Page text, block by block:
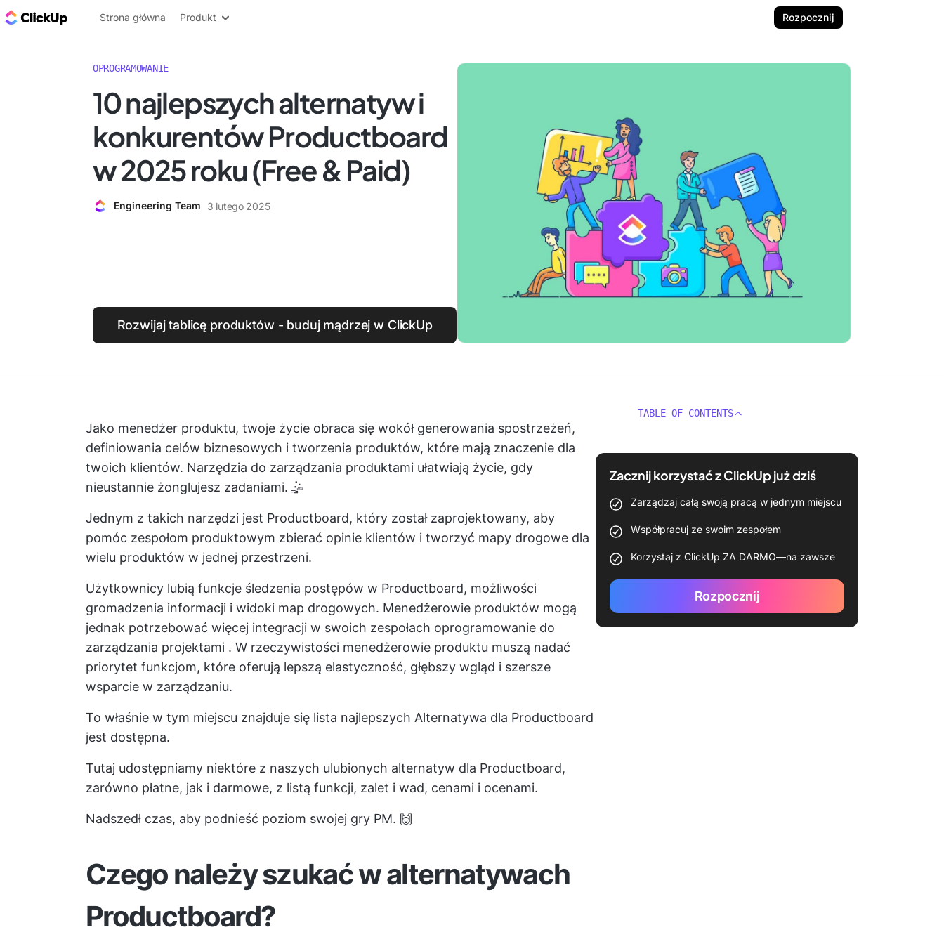
ClickUp Blog
Strona główna Produkt Rozpocznij
OPROGRAMOWANIE
10 najlepszych alternatyw i
konkurentów Productboard
w 2025 roku (Free & Paid)
Engineering Team 3 lutego 2025
Rozwijaj tablicę produktów - buduj mądrzej w ClickUp
Jako menedżer produktu, twoje życie obraca się wokół generowania spostrzeżeń,
definiowania celów biznesowych i tworzenia produktów, które mają znaczenie dla
twoich klientów. Narzędzia do zarządzania produktami ułatwiają życie, gdy
nieustannie żonglujesz zadaniami. 🤹
Jednym z takich narzędzi jest Productboard, który został zaprojektowany, aby
pomóc zespołom produktowym zbierać opinie klientów i tworzyć mapy drogowe dla
wielu produktów w jednej przestrzeni.
Użytkownicy lubią funkcje śledzenia postępów w Productboard, możliwości
gromadzenia informacji i widoki map drogowych. Menedżerowie produktów mogą
jednak potrzebować więcej integracji w swoich zespołach oprogramowanie do
zarządzania projektami . W rzeczywistości menedżerowie produktu muszą nadać
priorytet funkcjom, które oferują lepszą elastyczność, głębszy wgląd i szersze
wsparcie w zarządzaniu.
To właśnie w tym miejscu znajduje się lista najlepszych Alternatywa dla Productboard
jest dostępna.
Tutaj udostępniamy niektóre z naszych ulubionych alternatyw dla Productboard,
zarówno płatne, jak i darmowe, z listą funkcji, zalet i wad, cenami i ocenami.
Nadszedł czas, aby podnieść poziom swojej gry PM. 🙌
Czego należy szukać w alternatywach
Productboard?
TABLE OF CONTENTS
Zacznij korzystać z ClickUp już dziś
Zarządzaj całą swoją pracą w jednym miejscu
Współpracuj ze swoim zespołem
Korzystaj z ClickUp ZA DARMO—na zawsze
Rozpocznij